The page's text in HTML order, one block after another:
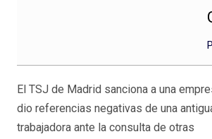
El TSJ de Madrid sanciona a una
dio referencias negativas de una
trabajadora ante la consulta de otras